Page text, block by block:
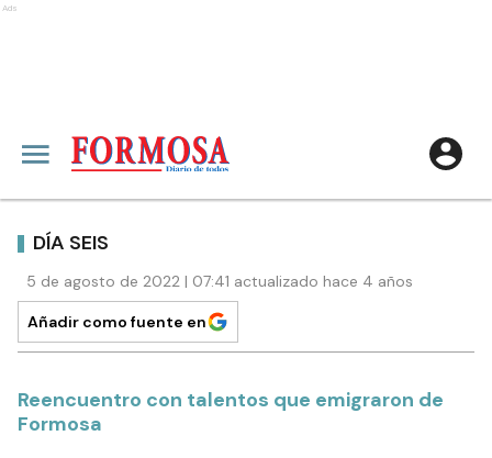
Ads
DÍA SEIS
5 de agosto de 2022 | 07:41 actualizado hace 4 años
Añadir como fuente en
Reencuentro con talentos que emigraron de
Formosa